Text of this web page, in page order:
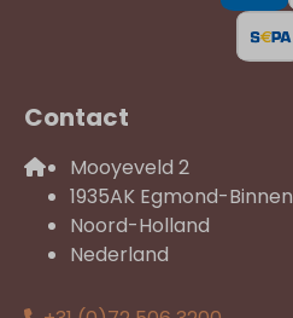
Contact
Mooyeveld 2
1935AK Egmond-Binnen
Noord-Holland
Nederland